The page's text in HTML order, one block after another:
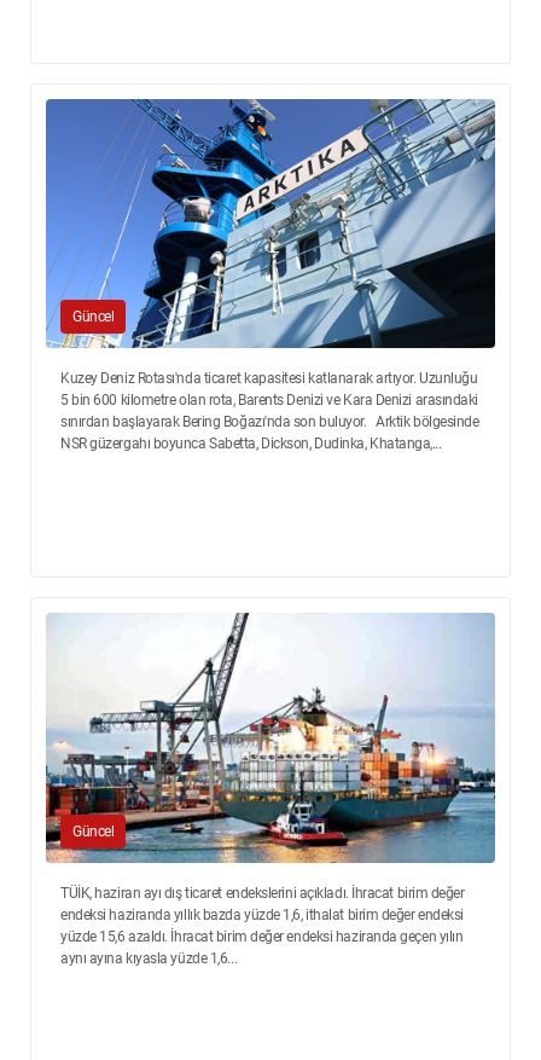
Güncel
Kuzey Deniz Rotası'nda ticaret kapasitesi katlanarak artıyor. Uzunluğu
5 bin 600 kilometre olan rota, Barents Denizi ve Kara Denizi arasındaki
sınırdan başlayarak Bering Boğazı'nda son buluyor. Arktik bölgesinde
NSR güzergahı boyunca Sabetta, Dickson, Dudinka, Khatanga,...
Güncel
TÜİK, haziran ayı dış ticaret endekslerini açıkladı. İhracat birim değer
endeksi haziranda yıllık bazda yüzde 1,6, ithalat birim değer endeksi
yüzde 15,6 azaldı. İhracat birim değer endeksi haziranda geçen yılın
aynı ayına kıyasla yüzde 1,6...